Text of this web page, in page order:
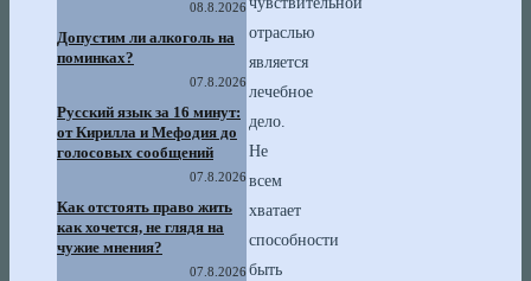
отраслью
является
лечебное
дело.
Не
всем
хватает
способности
быть
08.8.2026
Допустим ли алкоголь на
поминках?
07.8.2026
Русский язык за 16 минут:
от Кирилла и Мефодия до
голосовых сообщений
07.8.2026
Как отстоять право жить
как хочется, не глядя на
чужие мнения?
07.8.2026